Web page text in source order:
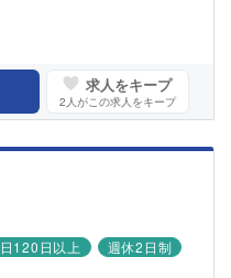
求人をキープ
2 人がこの求人をキープ
120日以上
週休2日制